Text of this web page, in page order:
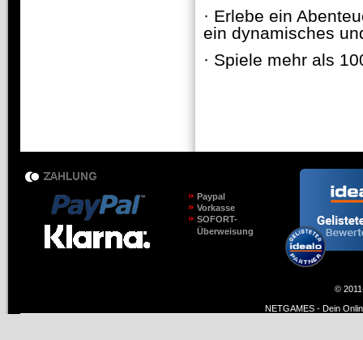
· Erlebe ein
ein dynamisches
· Spiele mehr als
Paypal
Vorkasse
SOFORT-
Überweisung
©
NETGAMES - Dein